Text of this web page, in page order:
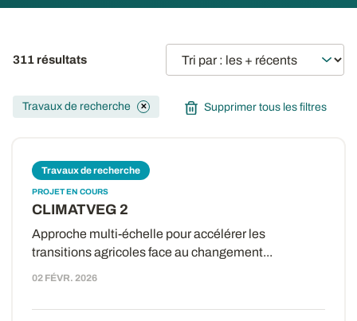
311 résultats
Travaux de recherche ✕ Supprimer tous les filtres
Travaux de recherche
PROJET EN COURS
CLIMATVEG 2
Approche multi-échelle pour accélérer les
transitions agricoles face au changement...
02 FÉVR. 2026